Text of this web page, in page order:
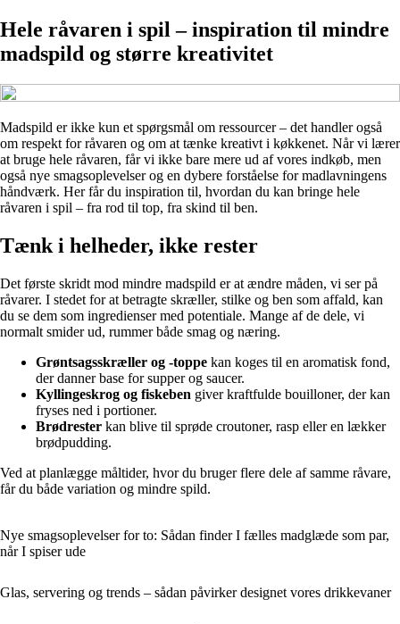
Hele råvaren i spil – inspiration til mindre
madspild og større kreativitet
Madspild er ikke kun et spørgsmål om ressourcer – det handler også
om respekt for råvaren og om at tænke kreativt i køkkenet. Når vi lærer
at bruge hele råvaren, får vi ikke bare mere ud af vores indkøb, men
også nye smagsoplevelser og en dybere forståelse for madlavningens
håndværk. Her får du inspiration til, hvordan du kan bringe hele
råvaren i spil – fra rod til top, fra skind til ben.
Tænk i helheder, ikke rester
Det første skridt mod mindre madspild er at ændre måden, vi ser på
råvarer. I stedet for at betragte skræller, stilke og ben som affald, kan
du se dem som ingredienser med potentiale. Mange af de dele, vi
normalt smider ud, rummer både smag og næring.
Grøntsagsskræller og -toppe kan koges til en aromatisk fond,
der danner base for supper og saucer.
Kyllingeskrog og fiskeben giver kraftfulde bouilloner, der kan
fryses ned i portioner.
Brødrester kan blive til sprøde croutoner, rasp eller en lækker
brødpudding.
Ved at planlægge måltider, hvor du bruger flere dele af samme råvare,
får du både variation og mindre spild.
Nye smagsoplevelser for to: Sådan finder I fælles madglæde som par,
når I spiser ude
Glas, servering og trends – sådan påvirker designet vores drikkevaner